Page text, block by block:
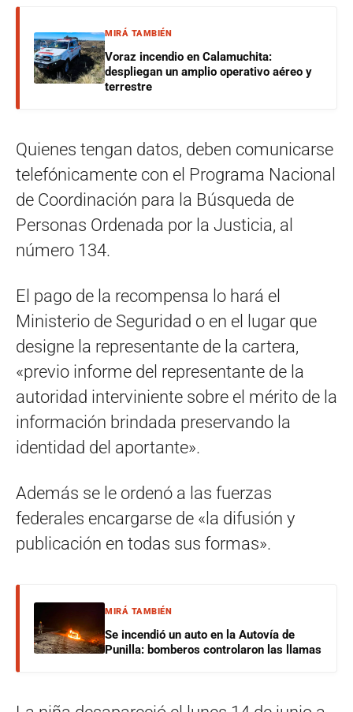
MIRÁ TAMBIÉN
Voraz incendio en Calamuchita:
despliegan un amplio operativo aéreo y
terrestre
Quienes tengan datos, deben comunicarse
telefónicamente con el Programa Nacional
de Coordinación para la Búsqueda de
Personas Ordenada por la Justicia, al
número 134.
El pago de la recompensa lo hará el
Ministerio de Seguridad o en el lugar que
designe la representante de la cartera,
«previo informe del representante de la
autoridad interviniente sobre el mérito de la
información brindada preservando la
identidad del aportante».
Además se le ordenó a las fuerzas
federales encargarse de «la difusión y
publicación en todas sus formas».
MIRÁ TAMBIÉN
Se incendió un auto en la Autovía de
Punilla: bomberos controlaron las llamas